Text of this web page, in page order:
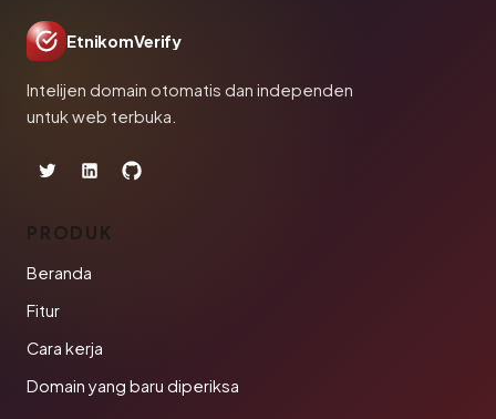
EtnikomVerify
Intelijen domain otomatis dan independen
untuk web terbuka.
PRODUK
Beranda
Fitur
Cara kerja
Domain yang baru diperiksa